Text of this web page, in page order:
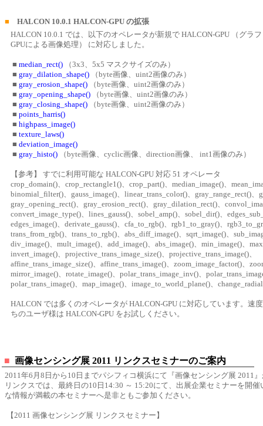
■
HALCON 10.0.1 HALCON-GPU の拡張
HALCON 10.0.1 では、以下のオペレータが新規で HALCON-GPU （グラ
GPUによる画像処理） に対応しました。
■ median_rect()（3x3、5x5 マスクサイズのみ）
■ gray_dilation_shape()（byte画像、uint2画像のみ）
■ gray_erosion_shape()（byte画像、uint2画像のみ）
■ gray_opening_shape()（byte画像、uint2画像のみ）
■ gray_closing_shape()（byte画像、uint2画像のみ）
■ points_harris()
■ highpass_image()
■ texture_laws()
■ deviation_image()
■ gray_histo()（byte画像、cyclic画像、direction画像、 int1画像のみ）
【参考】 すでに利用可能な HALCON-GPU 対応 51 オペレータ
crop_domain()、crop_rectangle1()、crop_part()、median_image()、
binomial_filter()、gauss_image()、linear_trans_color()、gray_range_rect()、
gray_opening_rect()、gray_erosion_rect()、gray_dilation_rect()、
convert_image_type()、lines_gauss()、sobel_amp()、sobel_dir()、
edges_image()、derivate_gauss()、cfa_to_rgb()、rgb1_to_gray()、
trans_from_rgb()、trans_to_rgb()、abs_diff_image()、sqrt_image()、
div_image()、mult_image()、add_image()、abs_image()、min_image()、
invert_image()、projective_trans_image_size()、projective_trans_image()、
affine_trans_image_size()、affine_trans_image()、zoom_image_factor()、
mirror_image()、rotate_image()、polar_trans_image_inv()、
polar_trans_image()、map_image()、image_to_world_plane()、
HALCON では多くのオペレータが HALCON-GPU に対応しています。速
ちのユーザ様は HALCON-GPU をお試しください。
■ 画像センシング展 2011 リンクスセミナーのご案内
2011年6月8日から10日までパシフィコ横浜にて『画像センシング展 2011
リンクスでは、最終日の10日14:30 ～ 15:20にて、出展企業セミナーを開
な情報が満載の本セミナーへ是非ともご参加ください。
【2011 画像センシング展 リンクスセミナー】